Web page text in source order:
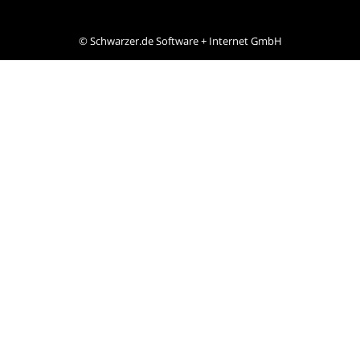
©Schwarzer.de Software + Internet GmbH